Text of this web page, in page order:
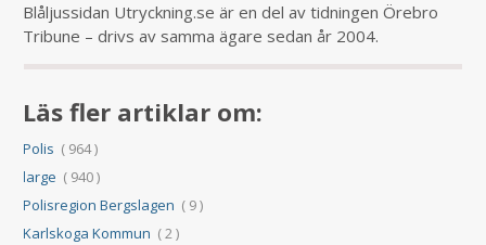
Blåljussidan Utryckning.se är en del av tidningen Örebro
Tribune – drivs av samma ägare sedan år 2004.
Läs fler artiklar om:
Polis ( 964 )
large ( 940 )
Polisregion Bergslagen ( 9 )
Karlskoga Kommun ( 2 )